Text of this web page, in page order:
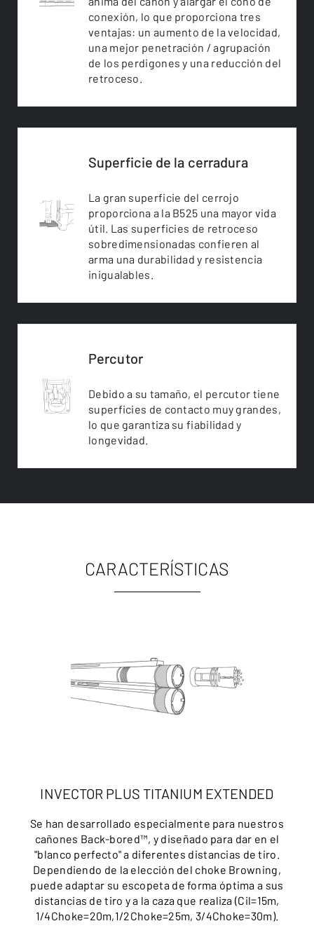
conexión, lo que proporciona tres
ventajas: un aumento de la velocidad,
una mejor penetración / agrupación
de los perdigones y una reducción del
retroceso.
Superficie de la cerradura
La gran superficie del cerrojo
proporciona a la B525 una mayor vida
útil. Las superficies de retroceso
sobredimensionadas confieren al
arma una durabilidad y resistencia
inigualables.
Percutor
Debido a su tamaño, el percutor tiene
superficies de contacto muy grandes,
lo que garantiza su fiabilidad y
longevidad.
CARACTERÍSTICAS
INVECTOR PLUS TITANIUM EXTENDED
Se han desarrollado especialmente para nuestros
cañones Back-bored™, y diseñado para dar en el
"blanco perfecto" a diferentes distancias de tiro.
Dependiendo de la elección del choke Browning,
puede adaptar su escopeta de forma óptima a sus
distancias de tiro y a la caza que realiza (Cil=15m,
1/4Choke=20m,1/2Choke=25m, 3/4Choke=30m).